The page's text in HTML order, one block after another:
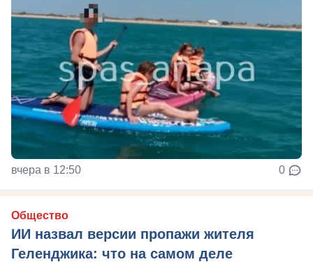
вчера в 12:50 0
Общество
ИИ назвал версии пропажи жителя
Геленджика: что на самом деле